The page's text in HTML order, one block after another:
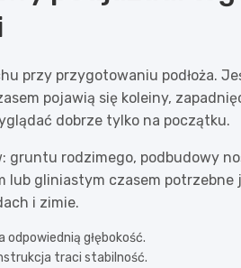
przy przygotowaniu podłoża.
pojawią się koleiny,
dobrze tylko na początku.
gruntu rodzimego, podbudowy
lub gliniastym czasem
i zimie.
głębokość.
traci stabilność.